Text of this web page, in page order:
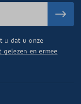
u dat u onze
en ermee